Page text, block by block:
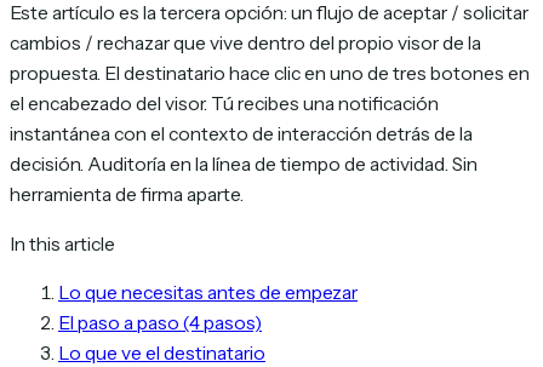
Este artículo es la tercera opción: un flujo de aceptar / solicitar
cambios / rechazar que vive dentro del propio visor de la
propuesta. El destinatario hace clic en uno de tres botones en
el encabezado del visor. Tú recibes una notificación
instantánea con el contexto de interacción detrás de la
decisión. Auditoría en la línea de tiempo de actividad. Sin
herramienta de firma aparte.
In this article
Lo que necesitas antes de empezar
El paso a paso (4 pasos)
Lo que ve el destinatario